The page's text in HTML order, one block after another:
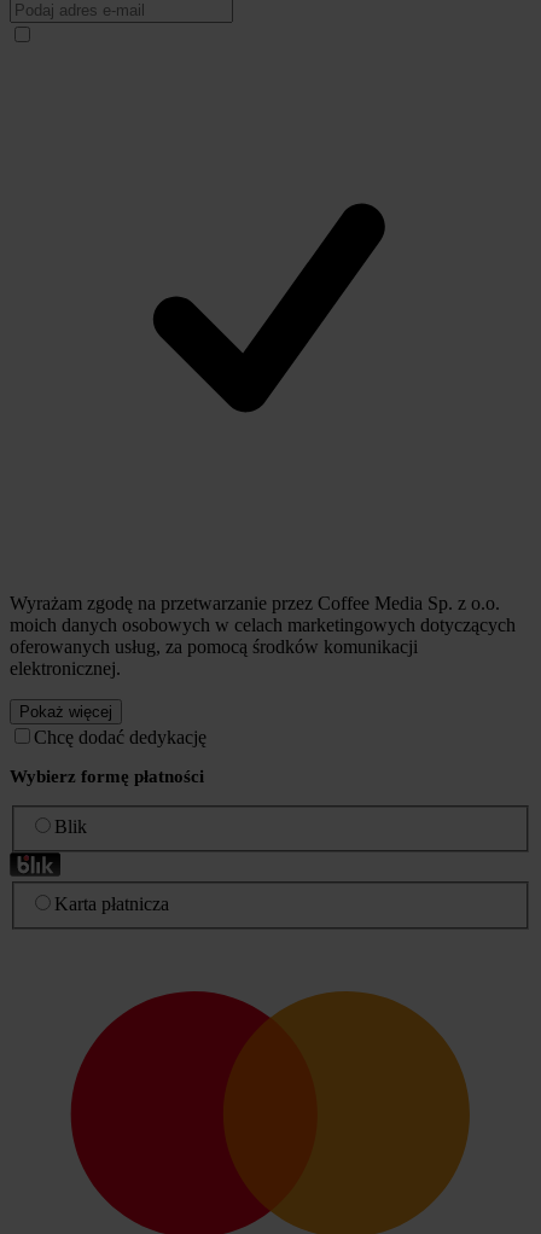
Wyrażam zgodę na przetwarzanie przez Coffee Media Sp. z o.o.
moich danych osobowych w celach marketingowych dotyczących
oferowanych usług, za pomocą środków komunikacji
elektronicznej.
Pokaż więcej
Chcę dodać dedykację
Wybierz formę płatności
Blik
Karta płatnicza